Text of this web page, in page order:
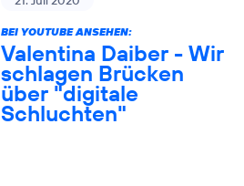
BEI YOUTUBE ANSEHEN:
Valentina Daiber - Wir
schlagen Brücken
über "digitale
Schluchten"